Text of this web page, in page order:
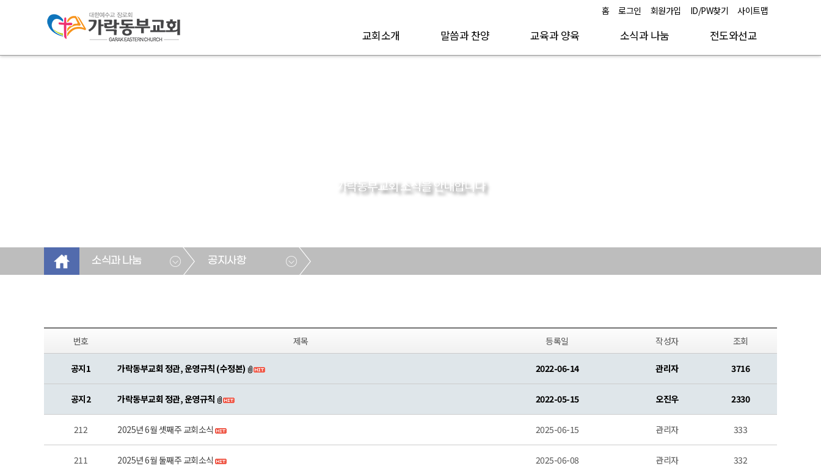
홈 로그인 회원가입 ID/PW찾기 사이트맵
교회소개 말씀과 찬양 교육과 양육 소식과 나눔 전도와선교
가락동부교회 소식을 안내합니다
소식과 나눔 공지사항
번호 제목 등록일 작성자 조회
공지1 가락동부교회 정관, 운영규칙 (수정본) 2022-06-14 관리자 3716
공지2 가락동부교회 정관, 운영규칙 2022-05-15 오진우 2330
212 2025년 6월 셋째주 교회소식 2025-06-15 관리자 333
211 2025년 6월 둘째주 교회소식 2025-06-08 관리자 332